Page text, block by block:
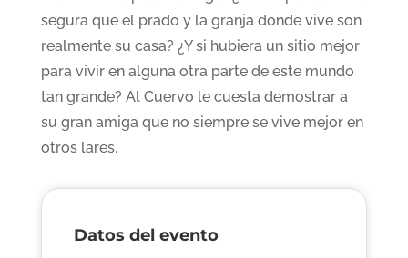
segura que el prado y la granja donde vive son
realmente su casa? ¿Y si hubiera un sitio mejor
para vivir en alguna otra parte de este mundo
tan grande? Al Cuervo le cuesta demostrar a
su gran amiga que no siempre se vive mejor en
otros lares.
Datos del evento